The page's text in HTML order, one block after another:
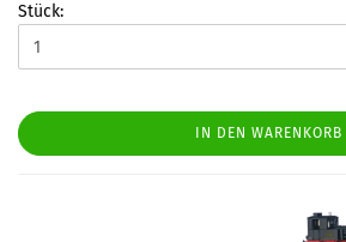
Stück:
IN DEN WARENKORB